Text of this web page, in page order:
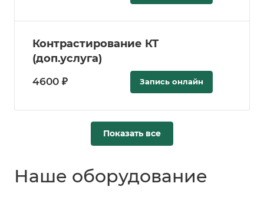
Контрастирование КТ
(доп.услуга)
4600 ₽ Запись онлайн
Показать все
Наше оборудование